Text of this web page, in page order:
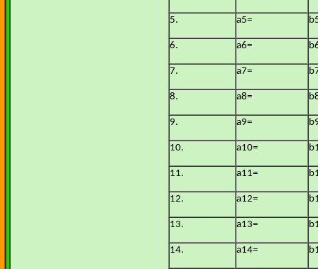
5. a5=
6. a6=
7. a7=
8. a8=
9. a9=
10. a10=
11. a11=
12. a12=
13. a13=
14. a14=